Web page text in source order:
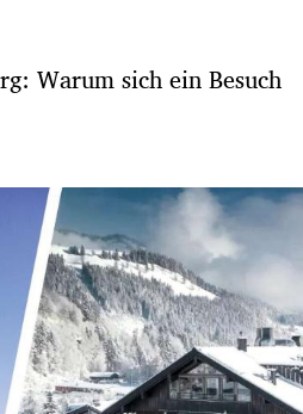
Warum sich ein Besuch